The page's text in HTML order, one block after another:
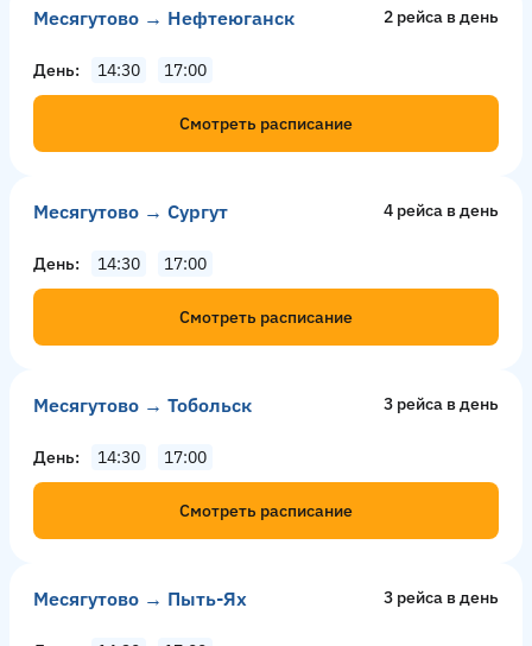
Месягутово → Нефтеюганск 2 рейсa в день
День 14:30 17:00
Смотреть расписание
Месягутово → Сургут 4 рейсa в день
День 14:30 17:00
Смотреть расписание
Месягутово → Тобольск 3 рейсa в день
День 14:30 17:00
Смотреть расписание
Месягутово → Пыть-Ях 3 рейсa в день